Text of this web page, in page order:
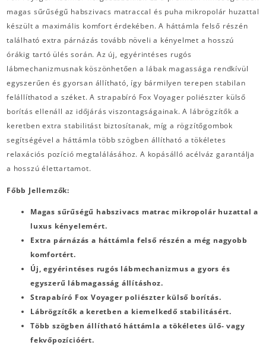
magas sűrűségű habszivacs matraccal és puha mikropolár huzattal
készült a maximális komfort érdekében. A háttámla felső részén
található extra párnázás tovább növeli a kényelmet a hosszú
órákig tartó ülés során. Az új, egyérintéses rugós
lábmechanizmusnak köszönhetően a lábak magassága rendkívül
egyszerűen és gyorsan állítható, így bármilyen terepen stabilan
felállíthatod a széket. A strapabíró Fox Voyager poliészter külső
borítás ellenáll az időjárás viszontagságainak. A lábrögzítők a
keretben extra stabilitást biztosítanak, míg a rögzítőgombok
segítségével a háttámla több szögben állítható a tökéletes
relaxációs pozíció megtalálásához. A kopásálló acélváz garantálja
a hosszú élettartamot.
Főbb Jellemzők:
Magas sűrűségű habszivacs matrac mikropolár huzattal a
luxus kényelemért.
Extra párnázás a háttámla felső részén a még nagyobb
komfortért.
Új, egyérintéses rugós lábmechanizmus a gyors és
egyszerű lábmagasság állításhoz.
Strapabíró Fox Voyager poliészter külső borítás.
Lábrögzítők a keretben a kiemelkedő stabilitásért.
Több szögben állítható háttámla a tökéletes ülő- vagy
fekvőpozícióért.